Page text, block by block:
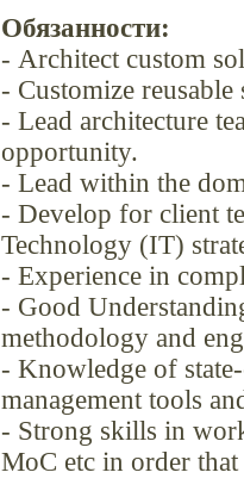
Обязанности:
- Architect custom
- Customize
- Lead architecture
opportunity.
- Lead within the
- Develop for client
Technology (IT)
- Experience in
- Good
methodology and
- Knowledge of
management tools
- Strong skills in
MoC etc in order